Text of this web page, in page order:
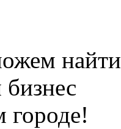
найти